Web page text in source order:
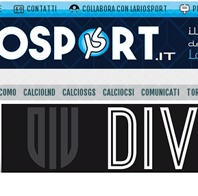
CONTATTI COLLABORA CON LARIOSPORT
CALCIOLND CALCIOSGS CALCIOCSI COMUNICATI